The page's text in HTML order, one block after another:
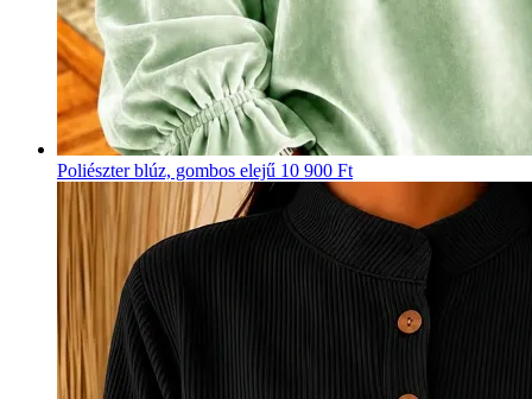
Poliészter blúz, gombos elejű 10 900 Ft